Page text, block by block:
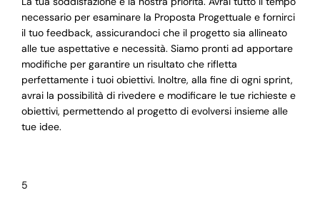
necessario per esaminare la Proposta Progettuale e fornirci
il tuo feedback, assicurandoci che il progetto sia allineato
alle tue aspettative e necessità. Siamo pronti ad apportare
modifiche per garantire un risultato che rifletta
perfettamente i tuoi obiettivi. Inoltre, alla fine di ogni sprint,
avrai la possibilità di rivedere e modificare le tue richieste e
obiettivi, permettendo al progetto di evolversi insieme alle
tue idee.
5